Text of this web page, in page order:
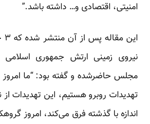
امنیتی، اقتصادی و… داشته باشد.”
نیروی زمینی ارتش جمهوری
مجلس حاضرشده و گفته بود: “ما امروز
تهدیدات روبرو هستیم، این تهدیدات
اندازه با گذشته فرق می‌کند، امروز